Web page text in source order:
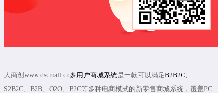
大商创www.dscmall.cn多用户商城系统是一款可以满足B2B2C
S2B2C、B2B、O2O、B2C等多种电商模式的新零售商城系统，覆盖PC